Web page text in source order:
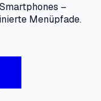
–
Menüpfade.